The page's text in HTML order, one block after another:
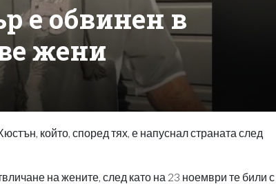
е обвинен в
жени
който, според тях, е напуснал страната след
на жените, след като на 23 ноември те били с